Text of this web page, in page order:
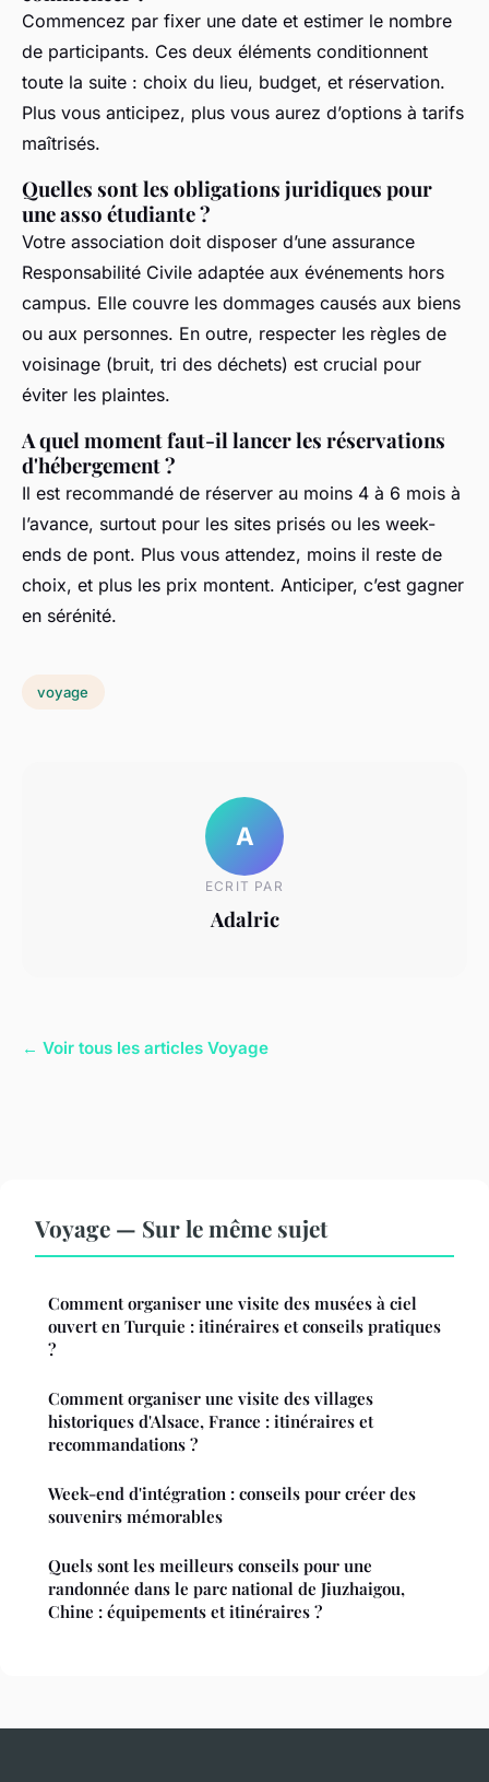
Commencez par fixer une date et estimer le nombre
de participants. Ces deux éléments conditionnent
toute la suite : choix du lieu, budget, et réservation.
Plus vous anticipez, plus vous aurez d’options à tarifs
maîtrisés.
Quelles sont les obligations juridiques pour
une asso étudiante ?
Votre association doit disposer d’une assurance
Responsabilité Civile adaptée aux événements hors
campus. Elle couvre les dommages causés aux biens
ou aux personnes. En outre, respecter les règles de
voisinage (bruit, tri des déchets) est crucial pour
éviter les plaintes.
A quel moment faut-il lancer les réservations
d'hébergement ?
Il est recommandé de réserver au moins 4 à 6 mois à
l’avance, surtout pour les sites prisés ou les week-
ends de pont. Plus vous attendez, moins il reste de
choix, et plus les prix montent. Anticiper, c’est gagner
en sérénité.
voyage
A
ECRIT PAR
Adalric
← Voir tous les articles Voyage
Voyage — Sur le même sujet
Comment organiser une visite des musées à ciel
ouvert en Turquie : itinéraires et conseils pratiques
?
Comment organiser une visite des villages
historiques d'Alsace, France : itinéraires et
recommandations ?
Week-end d'intégration : conseils pour créer des
souvenirs mémorables
Quels sont les meilleurs conseils pour une
randonnée dans le parc national de Jiuzhaigou,
Chine : équipements et itinéraires ?